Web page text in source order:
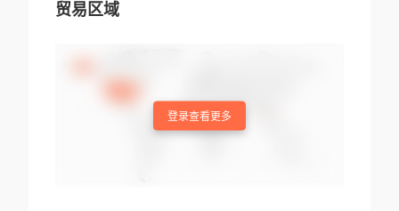
贸易区域
登录查看更多